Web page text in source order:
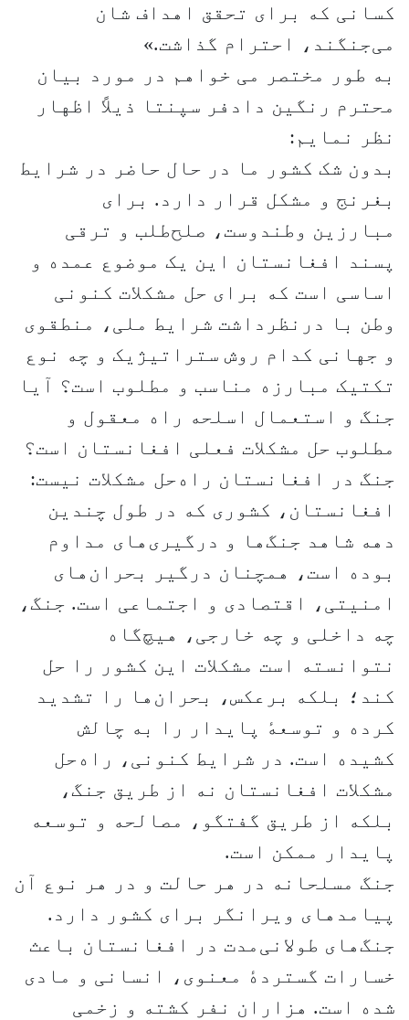
کسانی که برای تحقق اهداف‌ شان
می‌جنگند، احترام گذاشت.»
به طور مختصر می خواهم در مورد بیان
محترم رنگین دادفر سپنتا ذیلاً اظهار
نظر نمایم:
بدون شک کشور ما در حال حاضر در شرایط
بغرنج و مشکل قرار دارد. برای
مبارزین وطندوست، صلح‌طلب و ترقی
پسند افغانستان این یک موضوع عمده و
اساسی است که برای حل مشکلات کنونی
وطن با درنظرداشت شرایط ملی، منطقوی
و جهانی کدام روش ستراتیژیک و چه نوع
تکتیک مبارزه مناسب و مطلوب است؟ آیا
جنگ و استعمال اسلحه راه معقول و
مطلوب حل مشکلات فعلی افغانستان است؟
جنگ در افغانستان راه‌حل مشکلات نیست:
افغانستان، کشوری که در طول چندین
دهه شاهد جنگ‌ها و درگیری‌های مداوم
بوده است، همچنان درگیر بحران‌های
امنیتی، اقتصادی و اجتماعی است. جنگ،
چه داخلی و چه خارجی، هیچ‌گاه
نتوانسته است مشکلات این کشور را حل
کند؛ بلکه برعکس، بحران‌ها را تشدید
کرده و توسعهٔ پایدار را به چالش
کشیده است. در شرایط کنونی، راه‌حل
مشکلات افغانستان نه از طریق جنگ،
بلکه از طریق گفتگو، مصالحه و توسعه
پایدار ممکن است.
جنگ مسلحانه در هر حالت و در هر نوع آن
پیامدهای ویرانگر برای کشور دارد.
جنگ‌های طولانی‌مدت در افغانستان باعث
خسارات گستردهٔ معنوی، انسانی و مادی
شده است. هزاران نفر کشته و زخمی